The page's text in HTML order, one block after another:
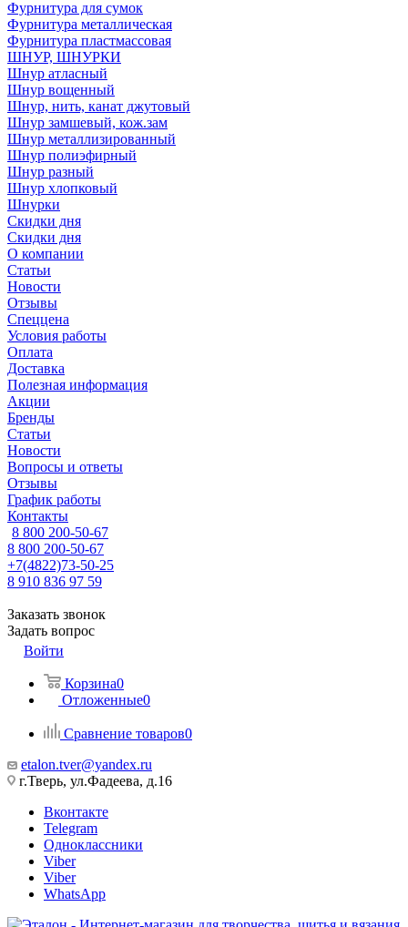
Фурнитура для сумок
Фурнитура металлическая
Фурнитура пластмассовая
ШНУР, ШНУРКИ
Шнур атласный
Шнур вощенный
Шнур, нить, канат джутовый
Шнур замшевый, кож.зам
Шнур металлизированный
Шнур полиэфирный
Шнур разный
Шнур хлопковый
Шнурки
Скидки дня
Скидки дня
О компании
Статьи
Новости
Отзывы
Спеццена
Условия работы
Оплата
Доставка
Полезная информация
Акции
Бренды
Статьи
Новости
Вопросы и ответы
Отзывы
График работы
Контакты
8 800 200-50-67
8 800 200-50-67
+7(4822)73-50-25
8 910 836 97 59
Заказать звонок
Задать вопрос
Войти
Корзина0
Отложенные0
Сравнение товаров0
etalon.tver@yandex.ru
г.Тверь, ул.Фадеева, д.16
Вконтакте
Telegram
Одноклассники
Viber
Viber
WhatsApp